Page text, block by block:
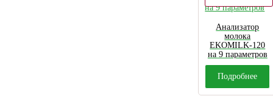
Анализатор
молока
EKOMILK-120
на 9 параметров
Подробнее